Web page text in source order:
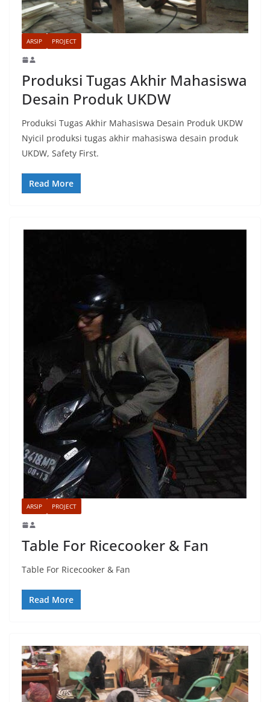
ARSIP PROJECT
Produksi Tugas Akhir Mahasiswa
Desain Produk UKDW
Produksi Tugas Akhir Mahasiswa Desain Produk UKDW
Nyicil produksi tugas akhir mahasiswa desain produk
UKDW, Safety First.
Read More
ARSIP PROJECT
Table For Ricecooker & Fan
Table For Ricecooker & Fan
Read More